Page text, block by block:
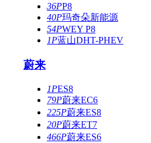
36PP8
40P玛奇朵新能源
54PWEY P8
1P蓝山DHT-PHEV
蔚来
1PES8
79P蔚来EC6
225P蔚来ES8
20P蔚来ET7
466P蔚来ES6